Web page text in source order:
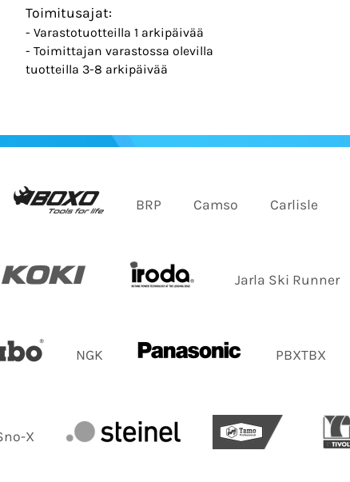
Toimitusajat:
- Varastotuotteilla 1 arkipäivää
- Toimittajan varastossa olevilla
tuotteilla 3-8 arkipäivää
BRP Camso Carlisle
Jarla Ski Runner
NGK PBXTBX
X